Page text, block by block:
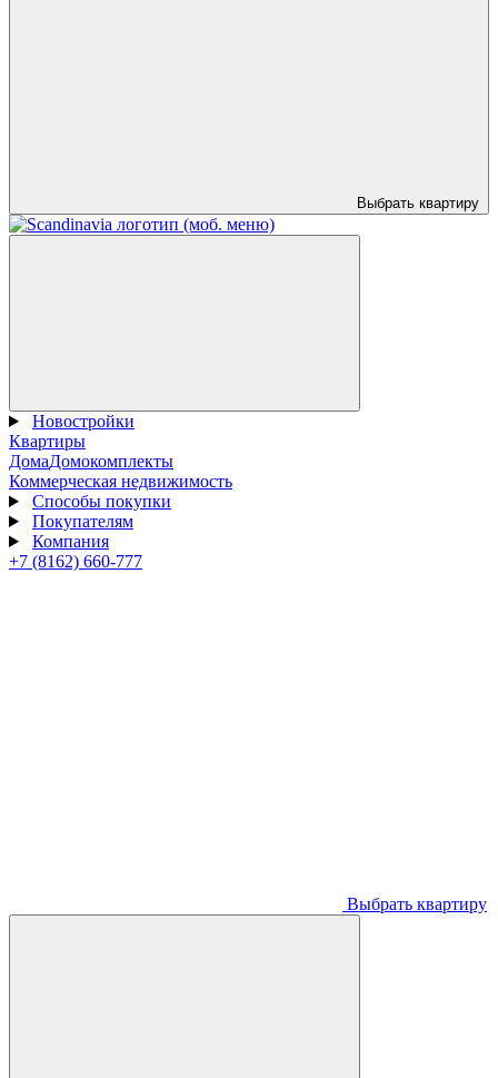
Выбрать квартиру
Новостройки
Квартиры
ДомаДомокомплекты
Коммерческая недвижимость
Способы покупки
Покупателям
Компания
+7 (8162) 660-777
Выбрать квартиру